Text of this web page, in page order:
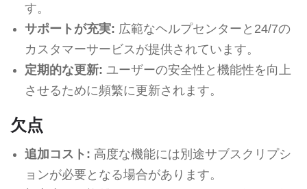
す。
サポートが充実: 広範なヘルプセンターと24/7の
カスタマーサービスが提供されています。
定期的な更新: ユーザーの安全性と機能性を向上
させるために頻繁に更新されます。
欠点
追加コスト: 高度な機能には別途サブスクリプシ
ョンが必要となる場合があります。